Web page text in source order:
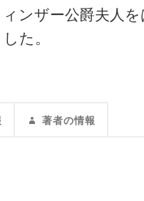
ンザー公爵夫人
た。
著者の情報